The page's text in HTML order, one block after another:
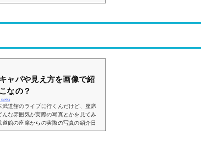
どんな感じなの？」などと疑問を感
座席表の画像は以...
ャパや見え方を画像で紹
なの？
道館のライブに行くんだけど、座席
な雰囲気か実際の写真とかを見てみ
館の座席からの実際の写真の紹介日
キャパやアクセスなどについて、解